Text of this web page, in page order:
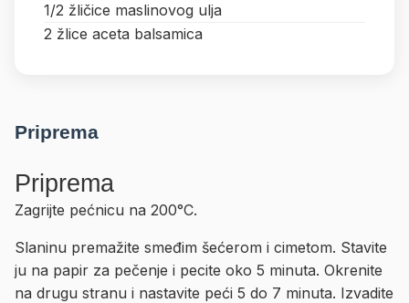
1/2 žličice maslinovog ulja
2 žlice aceta balsamica
Priprema
Priprema
Zagrijte pećnicu na 200°C.
Slaninu premažite smeđim šećerom i cimetom. Stavite
ju na papir za pečenje i pecite oko 5 minuta. Okrenite
na drugu stranu i nastavite peći 5 do 7 minuta. Izvadite